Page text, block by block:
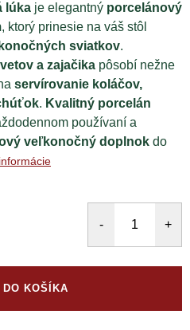
lúka je elegantný porcelánový
, ktorý prinesie na váš stôl
sviatkov.
a zajačika pôsobí nežne
servírovanie koláčov,
. Kvalitný porcelán
používaní a
veľkonočný doplnok do
DO KOŠÍKA